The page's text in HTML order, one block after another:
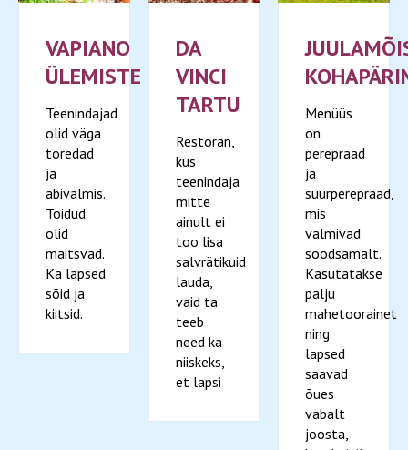
VAPIANO
ÜLEMISTE
Teenindajad
olid väga
toredad
ja
abivalmis.
Toidud
olid
maitsvad.
Ka lapsed
sõid ja
kiitsid.
DA
VINCI
TARTU
Restoran,
kus
teenindaja
mitte
ainult ei
too lisa
salvrätikuid
lauda,
vaid ta
teeb
need ka
niiskeks,
et lapsi
Menüüs
on
perepraad
ja
suurperepraad,
mis
valmivad
soodsamalt.
Kasutatakse
palju
mahetoorainet
ning
lapsed
saavad
õues
vabalt
joosta,